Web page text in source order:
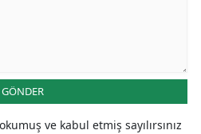
GÖNDER
okumuş ve kabul etmiş sayılırsınız